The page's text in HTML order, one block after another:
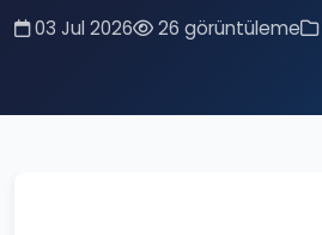
03 Jul 2026 26 görüntüleme